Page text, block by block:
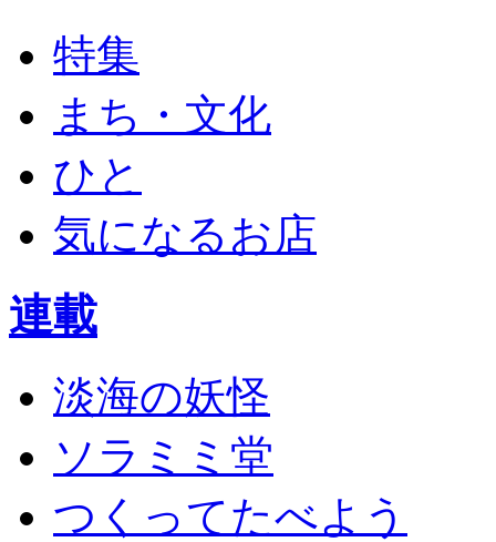
特集
まち・文化
ひと
気になるお店
連載
淡海の妖怪
ソラミミ堂
つくってたべよう